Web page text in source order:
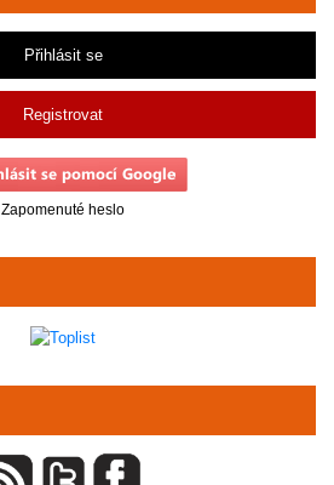
Přihlásit se
Registrovat
Zapomenuté heslo